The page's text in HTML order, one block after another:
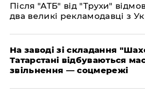
​Після "АТБ" від "Трухи"
два великі рекламодавці з
​На заводі зі складання
Татарстані відбуваються
звільнення — соцмережі